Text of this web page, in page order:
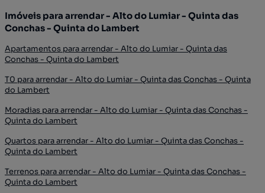
Imóveis para arrendar - Alto do Lumiar - Quinta das
Conchas - Quinta do Lambert
Apartamentos para arrendar - Alto do Lumiar - Quinta das
Conchas - Quinta do Lambert
T0 para arrendar - Alto do Lumiar - Quinta das Conchas - Quinta
do Lambert
Moradias para arrendar - Alto do Lumiar - Quinta das Conchas -
Quinta do Lambert
Quartos para arrendar - Alto do Lumiar - Quinta das Conchas -
Quinta do Lambert
Terrenos para arrendar - Alto do Lumiar - Quinta das Conchas -
Quinta do Lambert